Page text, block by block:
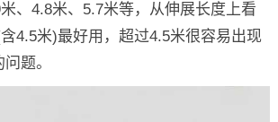
、4.8米、5.7米等，从伸展长度上看
4.5米)最好用，超过4.5米很容易出现
题。